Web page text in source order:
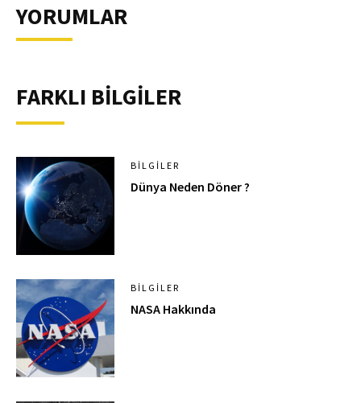
YORUMLAR
FARKLI BİLGİLER
BILGILER
Dünya Neden Döner ?
BILGILER
NASA Hakkında